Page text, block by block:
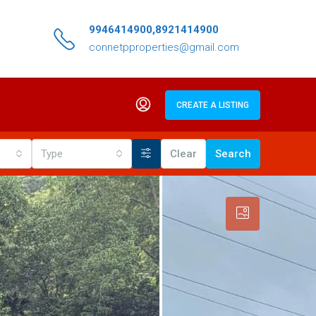
9946414900,8921414900
connetpproperties@gmail.com
CREATE A LISTING
Type Clear Search